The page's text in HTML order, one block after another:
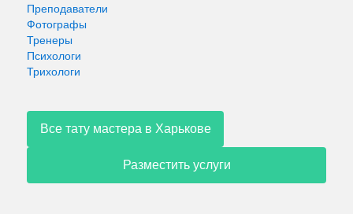
Преподаватели
Фотографы
Тренеры
Психологи
Трихологи
Все тату мастера в Харькове
Разместить услуги